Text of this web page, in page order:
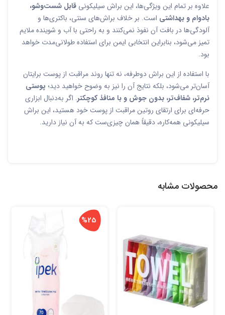
علاوه بر تمام این ویژگی‌ها، این براش سیلیکونی قابل شست‌وشو،
بادوام و بهداشتی است. بر خلاف براش‌های سنتی، باکتری‌ها و
آلودگی‌ها در بافت آن نفوذ نمی‌کنند و به راحتی با آب و شوینده ملایم
تمیز می‌شود، بنابراین انتخابی ایمن برای استفاده طولانی‌مدت خواهد
بود.
با استفاده از این براش دوطرفه، نه تنها روند مراقبت از پوست برایتان
آسان‌تر می‌شود، بلکه نتایج آن را نیز به وضوح خواهید دید؛ پوستی
نرم‌تر، شفاف‌تر، بدون جوش و با منافذ کوچکتر. اگر به‌دنبال ابزاری
حرفه‌ای برای ارتقای روتین مراقبت از پوست خود هستید، این براش
سیلیکونی همه‌کاره، دقیقاً همان چیزی‌ست که به آن نیاز دارید.
محصولات مشابه
%25